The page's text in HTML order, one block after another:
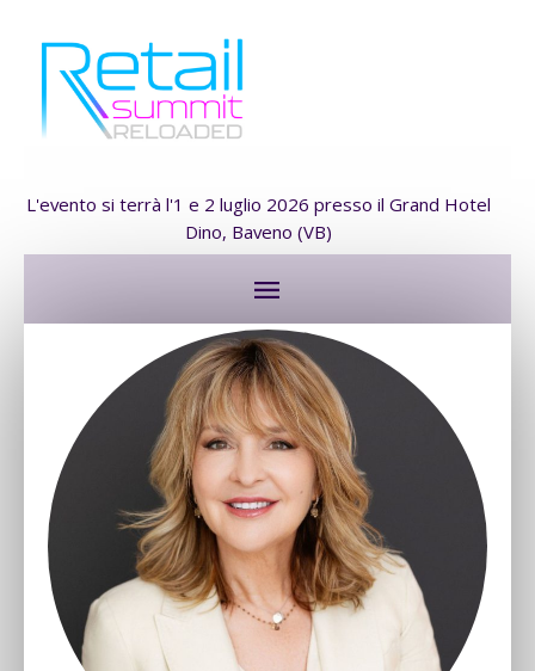
L'evento si terrà l'1 e 2 luglio 2026 presso il Grand Hotel
Dino, Baveno (VB)